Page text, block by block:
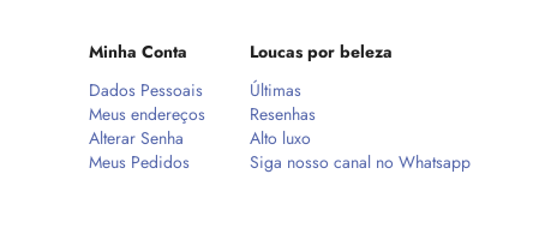
Minha Conta
Dados Pessoais
Meus endereços
Alterar Senha
Meus Pedidos
Loucas por beleza
Últimas
Resenhas
Alto luxo
Siga nosso canal no Whatsapp